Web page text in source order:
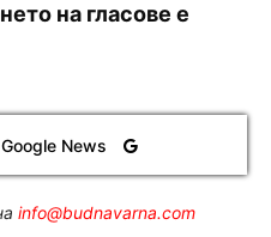
на гласове е
News
info@budnavarna.com